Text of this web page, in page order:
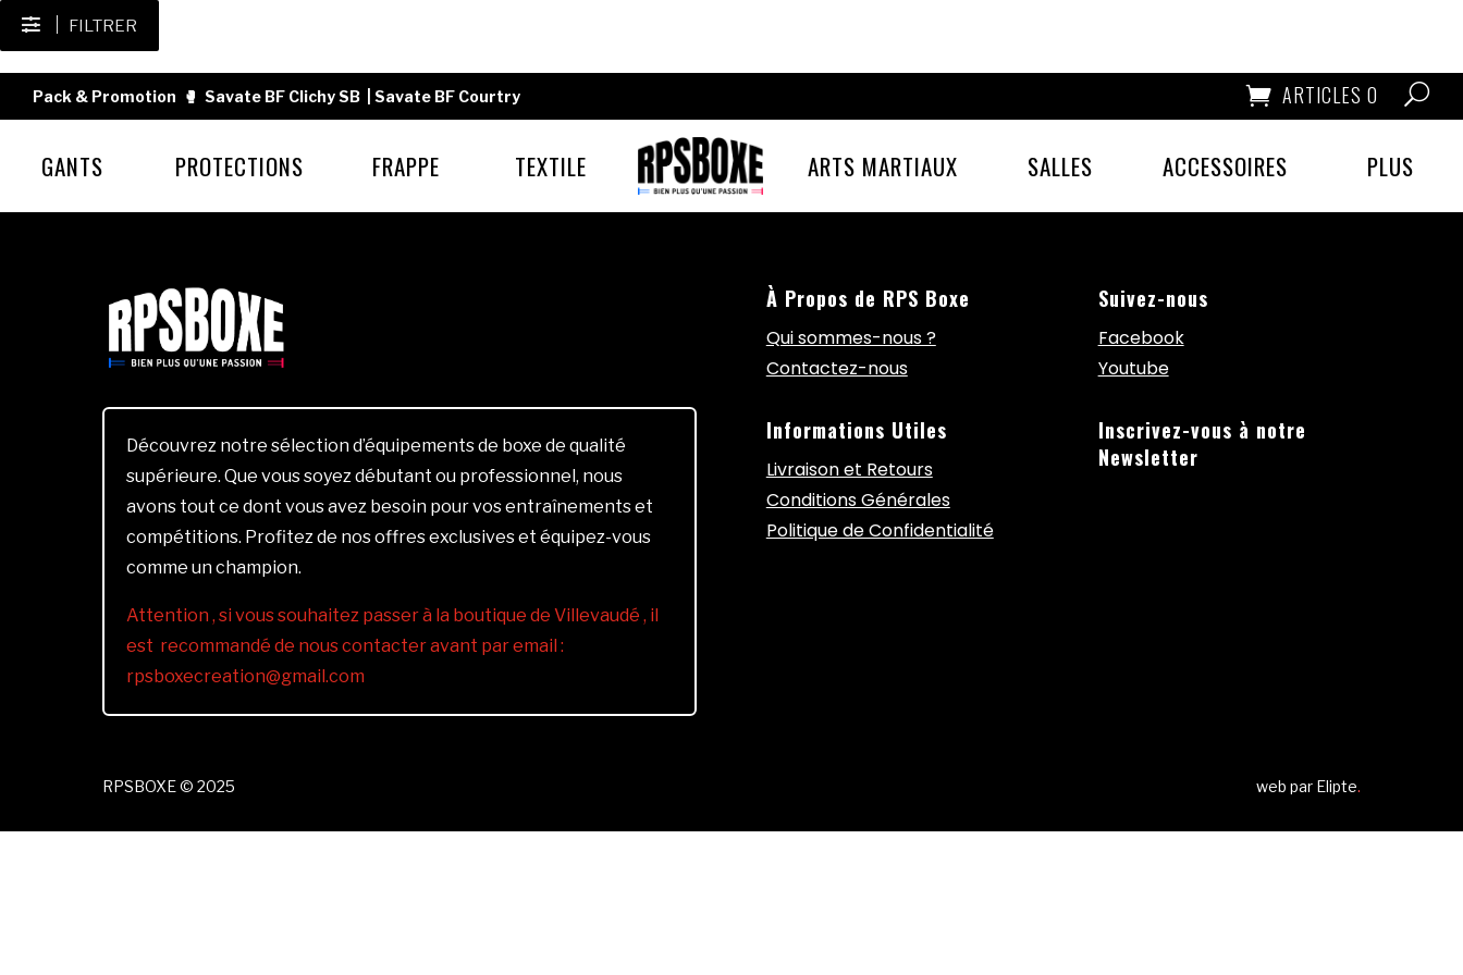
FILTRER
Pack & Promotion 🥊 Savate BF Clichy SB Savate BF Courtry ARTICLES 0
GANTS PROTECTIONS FRAPPE TEXTILE ARTS MARTIAUX SALLES ACCESSOIRES PLUS
Découvrez notre sélection d’équipements de boxe de qualité
supérieure. Que vous soyez débutant ou professionnel, nous
avons tout ce dont vous avez besoin pour vos entraînements et
compétitions. Profitez de nos offres exclusives et équipez-vous
comme un champion.
Attention , si vous souhaitez passer à la boutique de Villevaudé , il
est recommandé de nous contacter avant par email :
rpsboxecreation@gmail.com
À Propos de RPS Boxe
Qui sommes-nous ?
Contactez-nous
Informations Utiles
Livraison et Retours
Conditions Générales
Politique de Confidentialité
Suivez-nous
Facebook
Youtube
Inscrivez-vous à notre
Newsletter
RPSBOXE © 2025 web par Elipte.